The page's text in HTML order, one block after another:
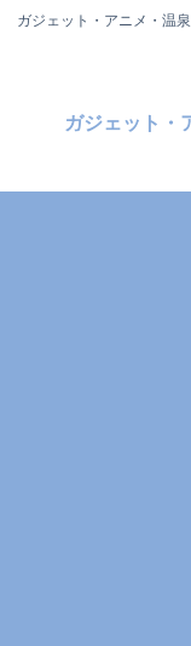
ガジェット・アニメ・温
ガジェット・